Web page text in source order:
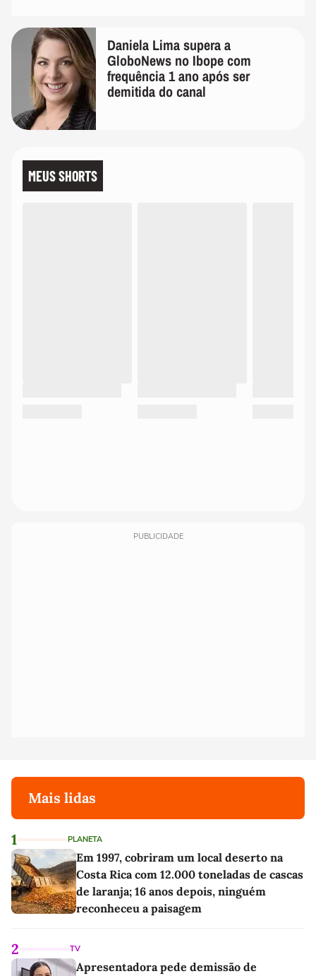
Daniela Lima supera a
GloboNews no Ibope com
frequência 1 ano após ser
demitida do canal
MEUS SHORTS
PUBLICIDADE
Mais lidas
1 PLANETA
Em 1997, cobriram um local deserto na
Costa Rica com 12.000 toneladas de cascas
de laranja; 16 anos depois, ninguém
reconheceu a paisagem
2 TV
Apresentadora pede demissão de